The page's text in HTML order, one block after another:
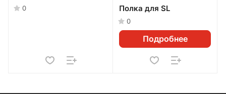
0
Полка для SL
0
Подробнее